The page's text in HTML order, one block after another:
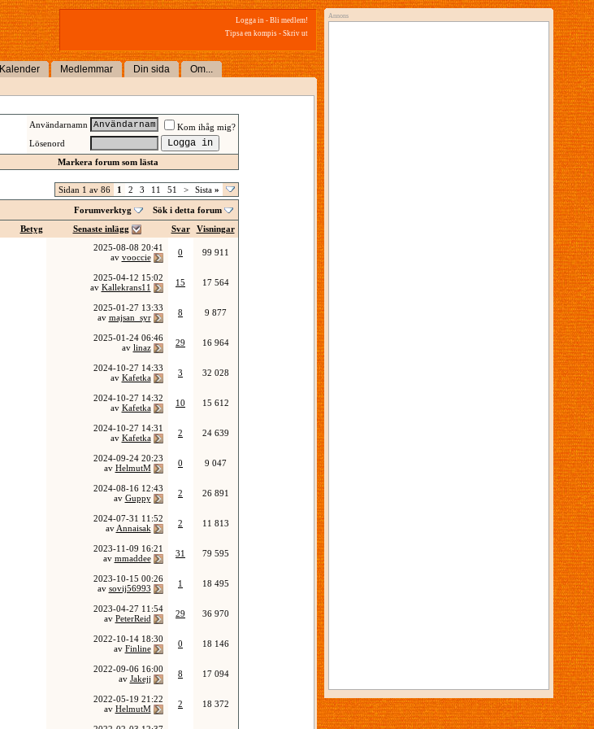
Logga in - Bli medlem!
Tipsa en kompis - Skriv ut
Kalender Medlemmar Din sida Om...
Användarnamn
Kom ihåg mig?
Lösenord
Markera forum som lästa
Sidan 1 av 86 1 2 3 11 51 > Sista »
Forumverktyg
Sök i detta forum
Betyg
Senaste inlägg Svar
Visningar
2025-08-08 20:41
av vooccie 0 99 911
2025-04-12 15:02
av Kallekrans11 15 17 564
2025-01-27 13:33
av majsan_syr 8 9 877
2025-01-24 06:46
av linaz 29 16 964
2024-10-27 14:33
av Kafetka 3 32 028
2024-10-27 14:32
av Kafetka 10 15 612
2024-10-27 14:31
av Kafetka 2 24 639
2024-09-24 20:23
av HelmutM 0 9 047
2024-08-16 12:43
av Guppy 2 26 891
2024-07-31 11:52
av Annaisak 2 11 813
2023-11-09 16:21
av mmaddee 31 79 595
2023-10-15 00:26
av sovij56993 1 18 495
2023-04-27 11:54
av PeterReid 29 36 970
2022-10-14 18:30
av Finline 0 18 146
2022-09-06 16:00
av Jakejj 8 17 094
2022-05-19 21:22
av HelmutM 2 18 372
Annons